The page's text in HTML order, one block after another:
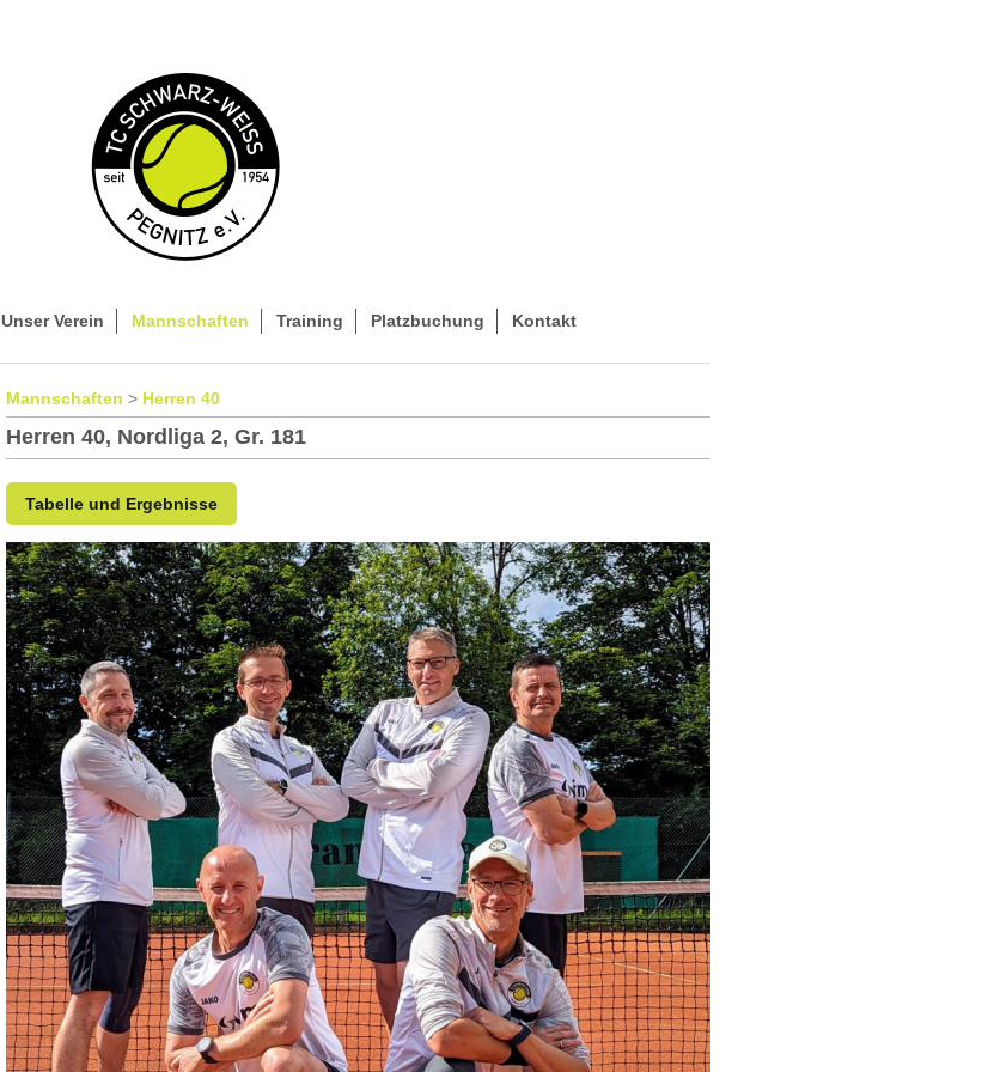
Unser Verein Mannschaften Training Platzbuchung Kontakt
Mannschaften > Herren 40
Herren 40, Nordliga 2, Gr. 181
Tabelle und Ergebnisse